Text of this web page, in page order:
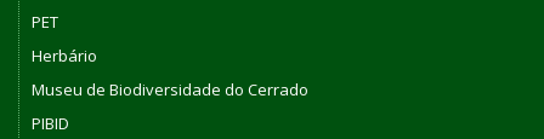
PET
Herbário
Museu de Biodiversidade do Cerrado
PIBID